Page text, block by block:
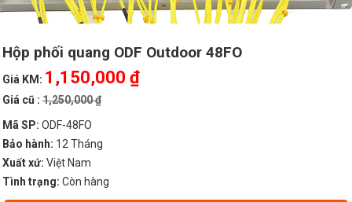
Hộp phối quang ODF Outdoor 48FO
Giá KM: 1,150,000 ₫
Giá cũ : 1,250,000 ₫
Mã SP: ODF-48FO
Bảo hành: 12 Tháng
Xuất xứ: Việt Nam
Tình trạng: Còn hàng